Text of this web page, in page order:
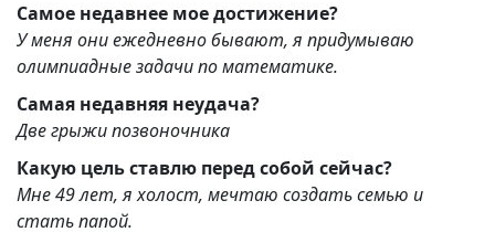
Самое недавнее мое достижение?
У меня они ежедневно бывают, я придумываю
олимпиадные задачи по математике.
Самая недавняя неудача?
Две грыжи позвоночника
Какую цель ставлю перед собой сейчас?
Мне 49 лет, я холост, мечтаю создать семью и
стать папой.